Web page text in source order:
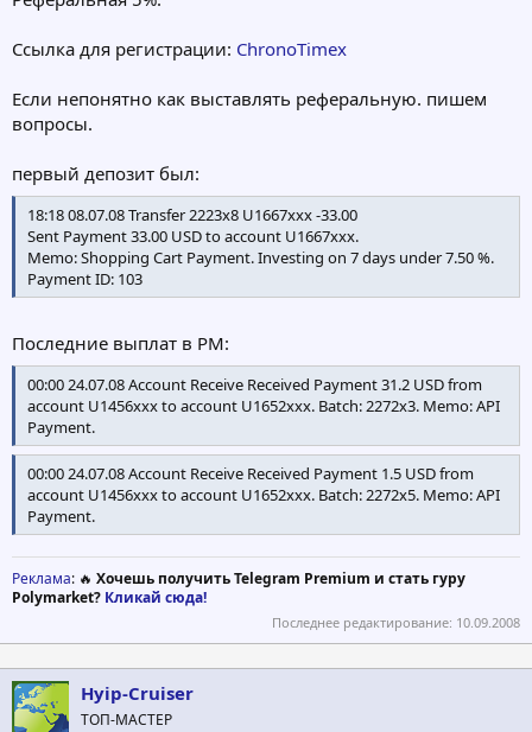
Ссылка для регистрации: ChronoTimex
Если непонятно как выставлять реферальную. пишем
вопросы.
первый депозит был:
18:18 08.07.08 Transfer 2223x8 U1667xxx -33.00
Sent Payment 33.00 USD to account U1667xxx.
Memo: Shopping Cart Payment. Investing on 7 days under 7.50 %.
Payment ID: 103
Последние выплат в PM:
00:00 24.07.08 Account Receive Received Payment 31.2 USD from
account U1456xxx to account U1652xxx. Batch: 2272x3. Memo: API
Payment.
00:00 24.07.08 Account Receive Received Payment 1.5 USD from
account U1456xxx to account U1652xxx. Batch: 2272x5. Memo: API
Payment.
Реклама: 🔥 Хочешь получить Telegram Premium и стать гуру
Polymarket? Кликай сюда!
Последнее редактирование: 10.09.2008
Hyip-Cruiser
ТОП-МАСТЕР